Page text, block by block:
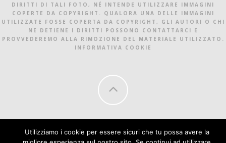
DIRITTI DI TALI FOTO, NÉ INTENDE UTILIZZARE IMMAGINI
COPERTE DA COPYRIGHT. QUALORA UNA DELLE IMMAGINI
UTILIZZATE FOSSE COPERTA DA COPYRIGHT, GLI AUTORI O CHI
NE DETIENE I DIRITTI POSSONO CONTATTARCI E
PROVVEDEREMO ALLA RIMOZIONE DEL MATERIALE UTILIZZATO.
INFORMATIVA COOKIE
Utilizziamo i cookie per essere sicuri che tu possa avere la